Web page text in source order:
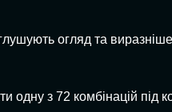
огляд та
з 72 комбінацій під